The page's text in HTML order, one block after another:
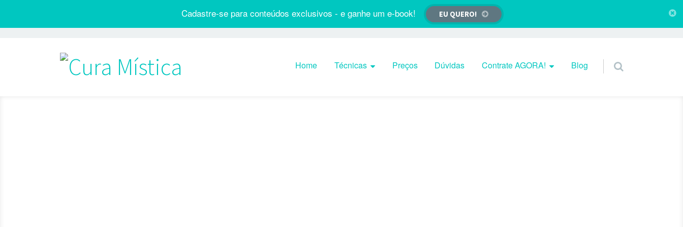
Cadastre-se para conteúdos exclusivos - e ganhe um e-book! EU QUERO!
Pular para o conteúdo
Home Técnicas Preços Dúvidas Contrate AGORA! Blog